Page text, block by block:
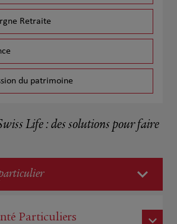
Retraite
du patrimoine
Life : des solutions pour faire
Particuliers